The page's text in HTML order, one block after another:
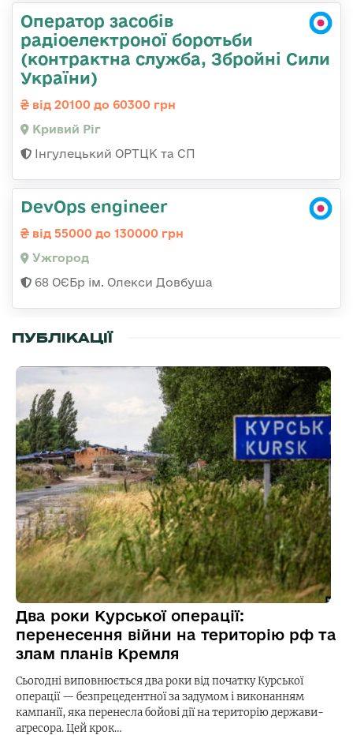
Оператор засобів
радіоелектроної боротьби
(контрактна служба, Збройні Сили
України)
від 20100 до 60300 грн
Кривий Ріг
Інгулецький ОРТЦК та СП
DevOps engineer
від 55000 до 130000 грн
Ужгород
68 ОЄБр ім. Олекси Довбуша
ПУБЛІКАЦІЇ
Два роки Курської операції:
перенесення війни на територію рф та
злам планів Кремля
Сьогодні виповнюється два роки від початку Курської
операції — безпрецедентної за задумом і виконанням
кампанії, яка перенесла бойові дії на територію держави-
агресора. Цей крок…